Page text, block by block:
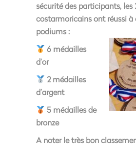
sécurité des participants, les
costarmoricains ont réussi à
podiums :
6 médailles
d’or
2 médailles
d’argent
5 médailles de
bronze
A noter le très bon